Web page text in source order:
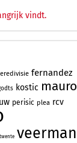
vindt.
eredivisie fernandez
kostic mauro
perisic plea rcv
twente veerman